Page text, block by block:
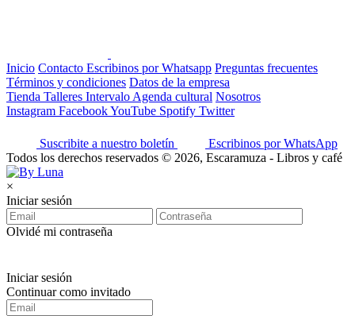
Inicio Contacto Escribinos por Whatsapp Preguntas frecuentes
Términos y condiciones Datos de la empresa
Tienda Talleres Intervalo Agenda cultural Nosotros
Instagram FacebookYouTube Spotify Twitter
Suscribite a nuestro boletín
Escribinos por WhatsApp
Todos los derechos reservados © 2026, Escaramuza - Libros y café
×
Iniciar sesión
Olvidé mi contraseña
Iniciar sesión
Continuar como invitado